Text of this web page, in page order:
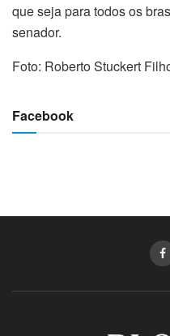
que seja para todos os
senador.
Foto: Roberto Stuckert
Facebook